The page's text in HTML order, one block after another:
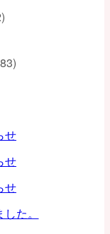
せ
せ
せ
た。